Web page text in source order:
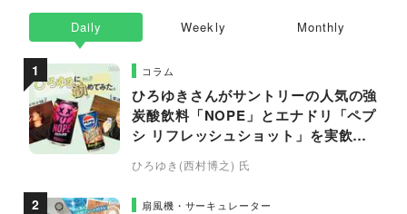
Daily
コラム
ひろゆきさんがサントリーの人気の強
炭酸飲料「NOPE」とエナドリ「ペプ
シ リフレッシュショット」を実飲し
て食レポ！
ひろゆき(西村博之) 氏
扇風機・サーキュレーター
Weekly Monthly